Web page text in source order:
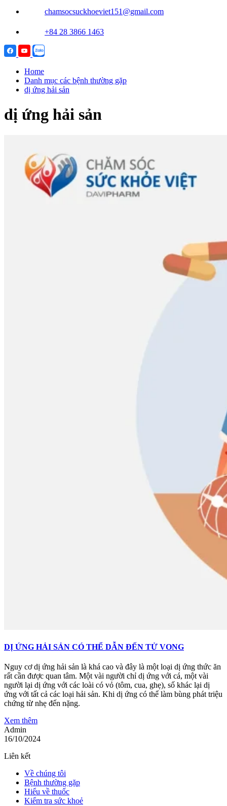
chamsocsuckhoeviet151@gmail.com
+84 28 3866 1463
Home
Danh mục các bệnh thường gặp
dị ứng hải sản
dị ứng hải sản
DỊ ỨNG HẢI SẢN CÓ THỂ DẪN ĐẾN TỬ VONG
Nguy cơ dị ứng hải sản là khá cao và đây là một loại dị ứng thức ăn
rất cần được quan tâm. Một vài người chỉ dị ứng với cá, một vài
người lại dị ứng với các loài có vỏ (tôm, cua, ghẹ), số khác lại dị
ứng với tất cả các loại hải sản. Khi dị ứng có thể làm bùng phát triệu
chứng từ nhẹ đến nặng.
Xem thêm
Admin
16/10/2024
Liên kết
Về chúng tôi
Bệnh thường gặp
Hiểu về thuốc
Kiểm tra sức khoẻ